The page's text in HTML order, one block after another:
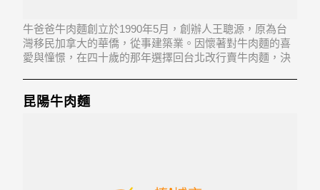
牛爸爸牛肉麵創立於1990年5月，創辦人王聰源，原為台
灣移民加拿大的華僑，從事建築業。因懷著對牛肉麵的喜
愛與憧憬，在四十歲的那年選擇回台北改行賣牛肉麵，決
而改走精緻路線。偏高的價格以及精緻的做法，曾
昆陽牛肉麵